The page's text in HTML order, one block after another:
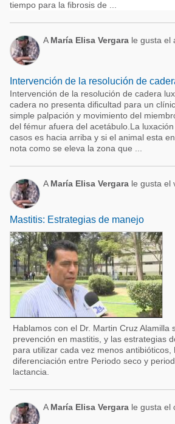
tiempo para la fibrosis de ...
A María Elisa Vergara le gusta el
Intervención de la resolución de
Intervención de la resolución de cadera
cadera no presenta dificultad para un
simple palpación y movimiento del
del fémur afuera del acetábulo.La
casos es hacia arriba y si el animal esta
nota como se eleva la zona que ...
A María Elisa Vergara le gusta el
Mastitis: Estrategias de manejo
Hablamos con el Dr. Martin Cruz Alamilla
prevención en mastitis, y las estrategias
para utilizar cada vez menos antibióticos,
diferenciación entre Periodo seco y
lactancia.
A María Elisa Vergara le gusta el